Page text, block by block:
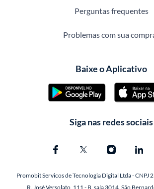
Perguntas frequentes
Problemas com sua
Baixe o Aplicativo
Siga nas redes sociais
Promobit Servicos de Tecnologia Digital Ltda -
R. José Versolato, 111 - B, sala 3014, São